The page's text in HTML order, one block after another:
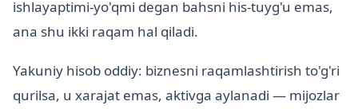
ishlayaptimi-yo'qmi degan bahsni his-tuyg'u emas,
ana shu ikki raqam hal qiladi.
Yakuniy hisob oddiy: biznesni raqamlashtirish to'g'ri
qurilsa, u xarajat emas, aktivga aylanadi — mijozlar